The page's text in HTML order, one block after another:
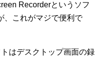
Recorderというソフ
、これがマジで便利で
はデスクトップ画面の録